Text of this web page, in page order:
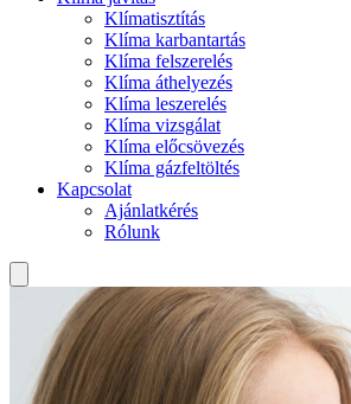
Klímatisztítás
Klíma karbantartás
Klíma felszerelés
Klíma áthelyezés
Klíma leszerelés
Klíma vizsgálat
Klíma előcsövezés
Klíma gázfeltöltés
Kapcsolat
Ajánlatkérés
Rólunk